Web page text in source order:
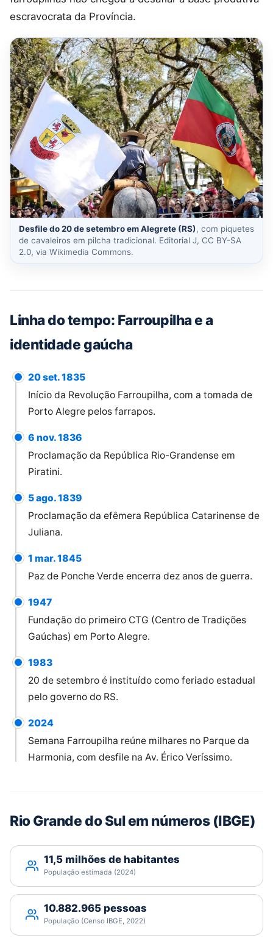
escravocrata da Província.
Desfile do 20 de setembro em Alegrete (RS), com piquetes
de cavaleiros em pilcha tradicional. Editorial J, CC BY-SA
2.0, via Wikimedia Commons.
Linha do tempo: Farroupilha e a
identidade gaúcha
20 set. 1835
Início da Revolução Farroupilha, com a tomada de
Porto Alegre pelos farrapos.
6 nov. 1836
Proclamação da República Rio-Grandense em
Piratini.
5 ago. 1839
Proclamação da efêmera República Catarinense de
Juliana.
1 mar. 1845
Paz de Ponche Verde encerra dez anos de guerra.
1947
Fundação do primeiro CTG (Centro de Tradições
Gaúchas) em Porto Alegre.
1983
20 de setembro é instituído como feriado estadual
pelo governo do RS.
2024
Semana Farroupilha reúne milhares no Parque da
Harmonia, com desfile na Av. Érico Veríssimo.
Rio Grande do Sul em números (IBGE)
11,5 milhões de habitantes
População estimada (2024)
10.882.965 pessoas
População (Censo IBGE, 2022)